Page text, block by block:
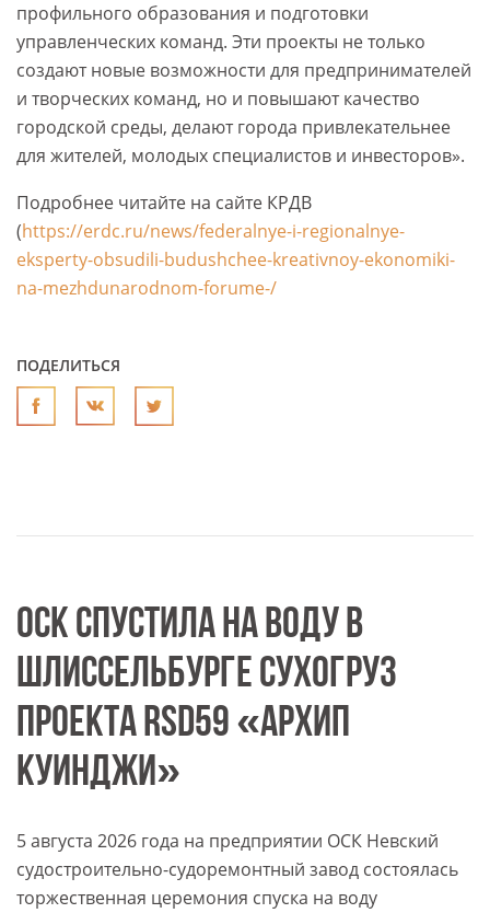
профильного образования и подготовки
управленческих команд. Эти проекты не только
создают новые возможности для предпринимателей
и творческих команд, но и повышают качество
городской среды, делают города привлекательнее
для жителей, молодых специалистов и инвесторов».
Подробнее читайте на сайте КРДВ
(https://erdc.ru/news/federalnye-i-regionalnye-
eksperty-obsudili-budushchee-kreativnoy-ekonomiki-
na-mezhdunarodnom-forume-/
ПОДЕЛИТЬСЯ
ОСК СПУСТИЛА НА ВОДУ В
ШЛИССЕЛЬБУРГЕ СУХОГРУЗ
ПРОЕКТА RSD59 «АРХИП
КУИНДЖИ»
5 августа 2026 года на предприятии ОСК Невский
судостроительно-судоремонтный завод состоялась
торжественная церемония спуска на воду